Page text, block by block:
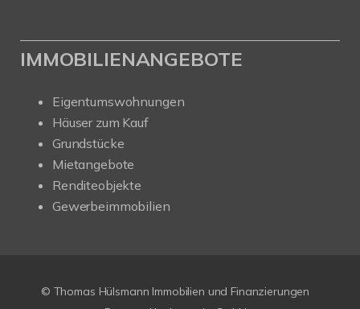
IMMOBILIENANGEBOTE
Eigentumswohnungen
Häuser zum Kauf
Grundstücke
Mietangebote
Renditeobjekte
Gewerbeimmobilien
© Thomas Hülsmann Immobilien und Finanzierungen